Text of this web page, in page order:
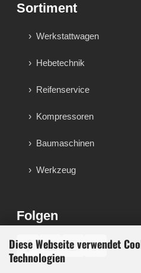
Diese Webseite verwendet
Technologien
Sortiment
Werkstattwagen
Hebetechnik
Reifenservice
Kompressoren
Baumaschinen
Werkzeug
Folgen
♪